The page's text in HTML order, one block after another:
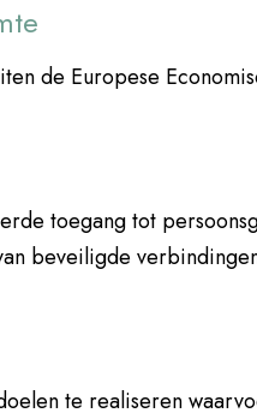
de Europese
toegang tot
beveiligde
te realiseren